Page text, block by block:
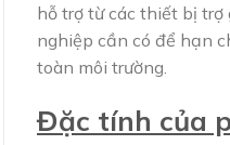
hỗ trợ từ các thiết bị trợ
nghiệp cần có để hạn
toàn môi trường.
Đặc tính của